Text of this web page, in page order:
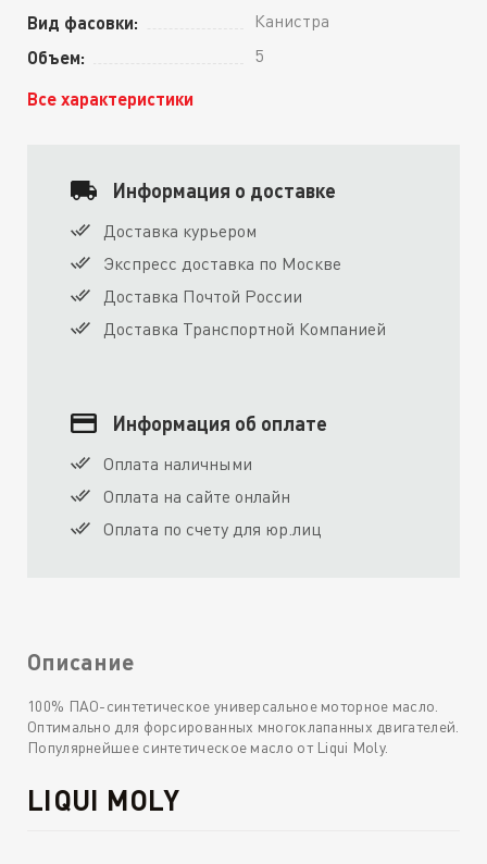
Вид фасовки: Канистра
Объем: 5
Все характеристики
Информация о доставке
Доставка курьером
Экспресс доставка по Москве
Доставка Почтой России
Доставка Транспортной Компанией
Информация об оплате
Оплата наличными
Оплата на сайте онлайн
Оплата по счету для юр.лиц
Описание
100% ПАО-синтетическое универсальное моторное масло.
Оптимально для форсированных многоклапанных двигателей.
Популярнейшее синтетическое масло от Liqui Moly.
LIQUI MOLY